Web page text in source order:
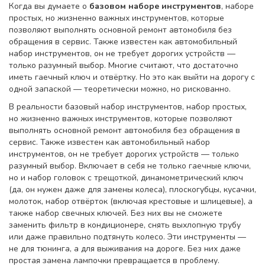
Когда вы думаете о базовом наборе инструментов, наборе
простых, но жизненно важных инструментов, которые
позволяют выполнять основной ремонт автомобиля без
обращения в сервис. Также известен как автомобильный
набор инструментов, он не требует дорогих устройств —
только разумный выбор. Многие считают, что достаточно
иметь гаечный ключ и отвёртку. Но это как выйти на дорогу с
одной запаской — теоретически можно, но рискованно.
В реальности базовый набор инструментов, набор простых,
но жизненно важных инструментов, которые позволяют
выполнять основной ремонт автомобиля без обращения в
сервис. Также известен как автомобильный набор
инструментов, он не требует дорогих устройств — только
разумный выбор. Включает в себя не только гаечные ключи,
но и набор головок с трещоткой, динамометрический ключ
(да, он нужен даже для замены колеса), плоскогубцы, кусачки,
молоток, набор отвёрток (включая крестовые и шлицевые), а
также набор свечных ключей. Без них вы не сможете
заменить фильтр в кондиционере, снять выхлопную трубу
или даже правильно подтянуть колесо. Эти инструменты —
не для тюнинга, а для выживания на дороге. Без них даже
простая замена лампочки превращается в проблему.